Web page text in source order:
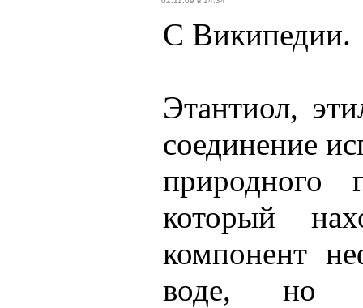
С Википедии.
Этантиол,
соединение
природного
который
компонент
воде, но